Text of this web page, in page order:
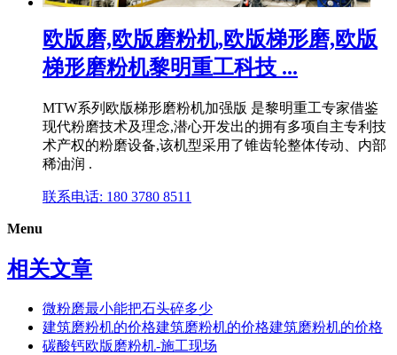
欧版磨,欧版磨粉机,欧版梯形磨,欧版
梯形磨粉机黎明重工科技 ...
MTW系列欧版梯形磨粉机加强版 是黎明重工专家借鉴
现代粉磨技术及理念,潜心开发出的拥有多项自主专利技
术产权的粉磨设备,该机型采用了锥齿轮整体传动、内部
稀油润 .
联系电话: 180 3780 8511
Menu
相关文章
微粉磨最小能把石头碎多少
建筑磨粉机的价格建筑磨粉机的价格建筑磨粉机的价格
碳酸钙欧版磨粉机-施工现场